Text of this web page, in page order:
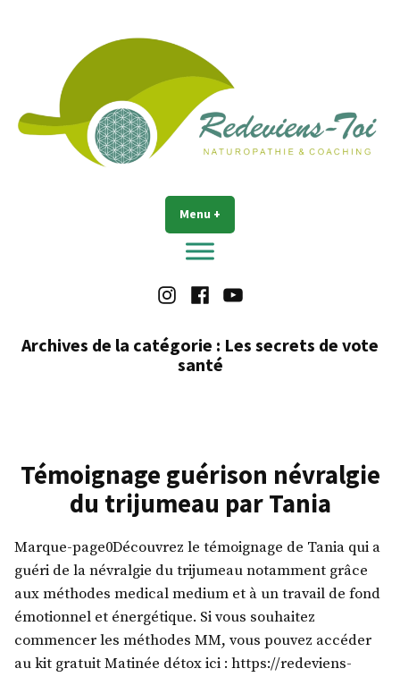
Redeviens-toi Menu +
Instagram
FacebookYoutube
Archives de la catégorie : Les secrets de vote
santé
Témoignage guérison névralgie
du trijumeau par Tania
Marque-page0Découvrez le témoignage de Tania qui a
guéri de la névralgie du trijumeau notamment grâce
aux méthodes medical medium et à un travail de fond
émotionnel et énergétique. Si vous souhaitez
commencer les méthodes MM, vous pouvez accéder
au kit gratuit Matinée détox ici : https://redeviens-